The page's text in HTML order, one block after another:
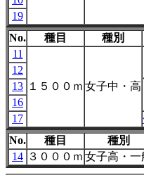
19
No.
種目 種別
11
１５００ｍ 女子中・高
12
13
16
17
No.
種目 種別
14 ３０００ｍ 女子高・一